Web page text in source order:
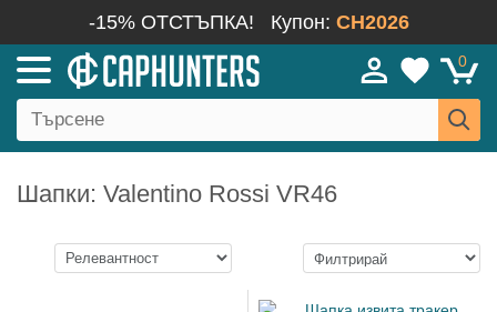
-15% ОТСТЪПКА! Купон: CH2026
0
Шапки: Valentino Rossi VR46